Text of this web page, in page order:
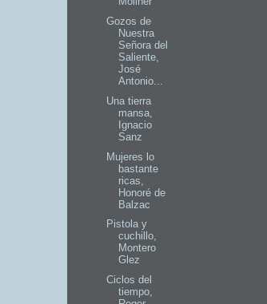
Gozos de
Nuestra
Señora del
Saliente,
José
Antonio...
Una tierra
mansa,
Ignacio
Sanz
Mujeres lo
bastante
ricas,
Honoré de
Balzac
Pistola y
cuchillo,
Montero
Glez
Ciclos del
tiempo,